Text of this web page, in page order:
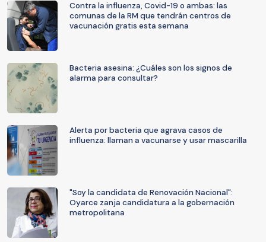
Contra la influenza, Covid-19 o ambas: las
comunas de la RM que tendrán centros de
vacunación gratis esta semana
Bacteria asesina: ¿Cuáles son los signos de
alarma para consultar?
Alerta por bacteria que agrava casos de
influenza: llaman a vacunarse y usar mascarilla
"Soy la candidata de Renovación Nacional":
Oyarce zanja candidatura a la gobernación
metropolitana